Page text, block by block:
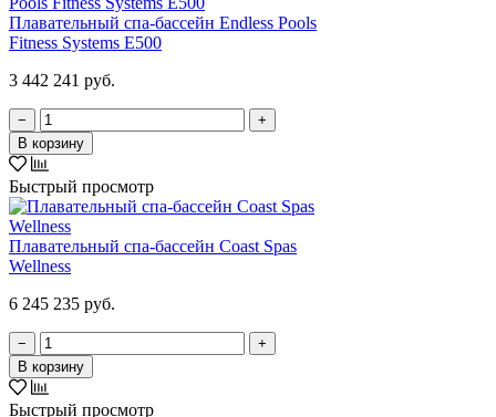
Плавательный спа-бассейн Endless Pools
Fitness Systems E500
3 442 241 руб.
−
+
В корзину
Быстрый просмотр
Плавательный спа-бассейн Coast Spas
Wellness
6 245 235 руб.
−
+
В корзину
Быстрый просмотр